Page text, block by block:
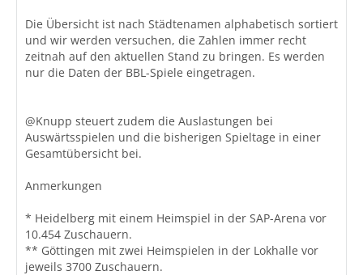
Die Übersicht ist nach Städtenamen alphabetisch sortiert
und wir werden versuchen, die Zahlen immer recht
zeitnah auf den aktuellen Stand zu bringen. Es werden
nur die Daten der BBL-Spiele eingetragen.
@Knupp steuert zudem die Auslastungen bei
Auswärtsspielen und die bisherigen Spieltage in einer
Gesamtübersicht bei.
Anmerkungen
* Heidelberg mit einem Heimspiel in der SAP-Arena vor
10.454 Zuschauern.
** Göttingen mit zwei Heimspielen in der Lokhalle vor
jeweils 3700 Zuschauern.